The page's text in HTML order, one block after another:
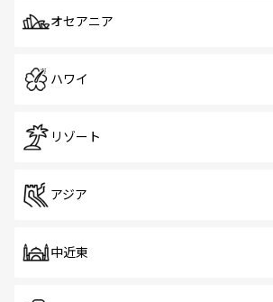
オセアニア
ハワイ
リゾート
アジア
中近東